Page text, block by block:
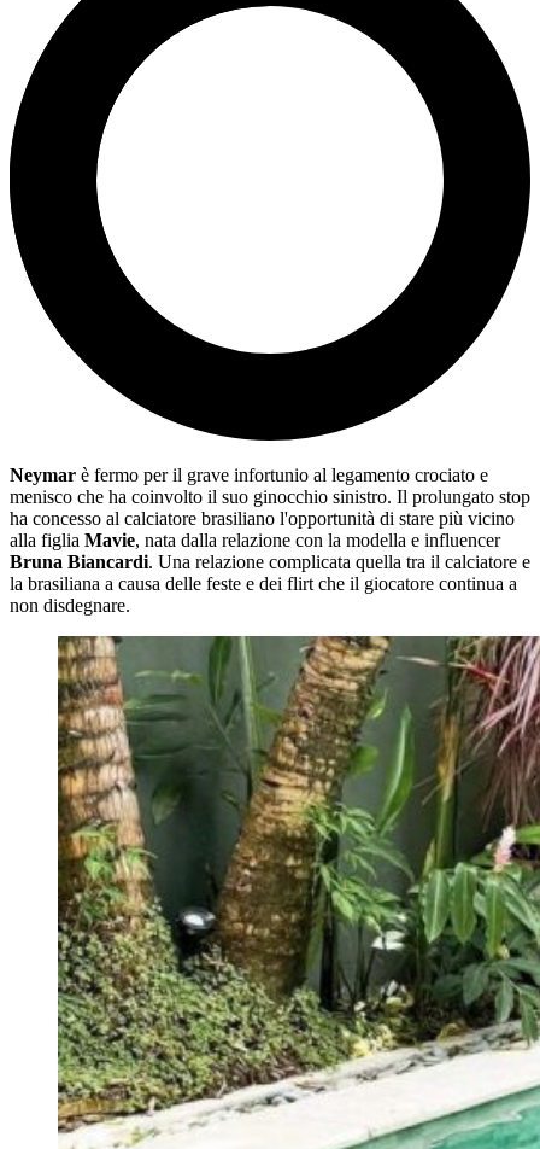
Neymar è fermo per il grave infortunio al legamento crociato e
menisco che ha coinvolto il suo ginocchio sinistro. Il prolungato stop
ha concesso al calciatore brasiliano l'opportunità di stare più vicino
alla figlia Mavie, nata dalla relazione con la modella e influencer
Bruna Biancardi. Una relazione complicata quella tra il calciatore e
la brasiliana a causa delle feste e dei flirt che il giocatore continua a
non disdegnare.